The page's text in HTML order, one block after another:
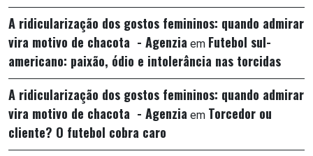
A ridicularização dos gostos femininos: quando admirar
vira motivo de chacota - Agenzia em Futebol sul-
americano: paixão, ódio e intolerância nas torcidas
A ridicularização dos gostos femininos: quando admirar
vira motivo de chacota - Agenzia em Torcedor ou
cliente? O futebol cobra caro